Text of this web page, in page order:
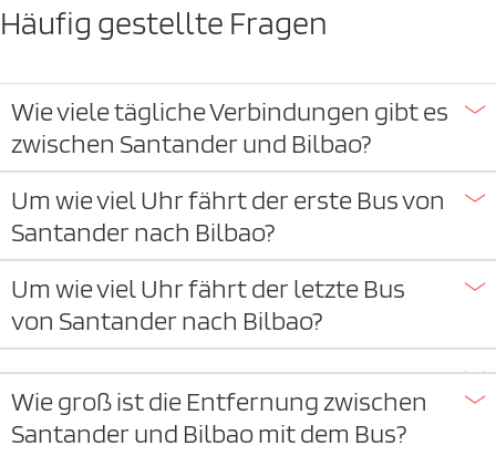
Häufig gestellte Fragen
Wie viele tägliche Verbindungen gibt es
zwischen Santander und Bilbao?
Um wie viel Uhr fährt der erste Bus von
Santander nach Bilbao?
Um wie viel Uhr fährt der letzte Bus
von Santander nach Bilbao?
Wie groß ist die Entfernung zwischen
Santander und Bilbao mit dem Bus?